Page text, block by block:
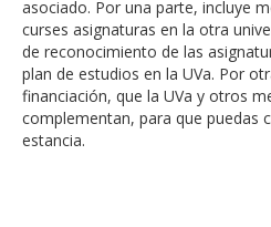
asociado. Por una parte, incluye
curses asignaturas en la otra
de reconocimiento de las
plan de estudios en la UVa. Por
financiación, que la UVa y otros
complementan, para que puedas
estancia.